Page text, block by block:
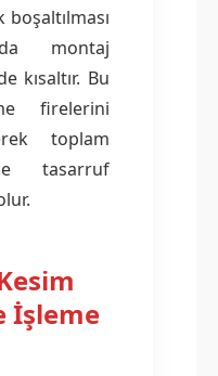
montaj
kısaltır. Bu
firelerini
toplam
tasarruf
İşleme